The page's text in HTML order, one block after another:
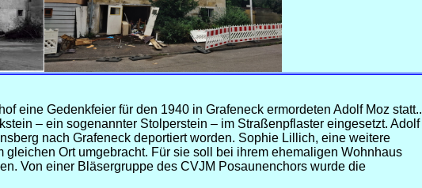
eine Gedenkfeier für den 1940 in Grafeneck ermordeten Adolf Moz statt..
– ein sogenannter Stolperstein – im Straßenpflaster eingesetzt. Adolf
nach Grafeneck deportiert worden. Sophie Lillich, eine weitere
gleichen Ort umgebracht. Für sie soll bei ihrem ehemaligen Wohnhaus
Von einer Bläsergruppe des CVJM Posaunenchors wurde die